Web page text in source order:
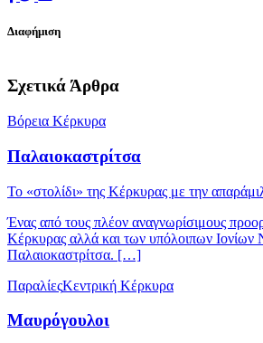
Διαφήμιση
Σχετικά Άρθρα
Βόρεια Κέρκυρα
Παλαιοκαστρίτσα
Το «στολίδι» της Κέρκυρας με την
Ένας από τους πλέον αναγνωρίσιμους
Κέρκυρας αλλά και των υπόλοιπων Ιονίων
Παλαιοκαστρίτσα. […]
ΠαραλίεςΚεντρική Κέρκυρα
Μαυρόγουλοι